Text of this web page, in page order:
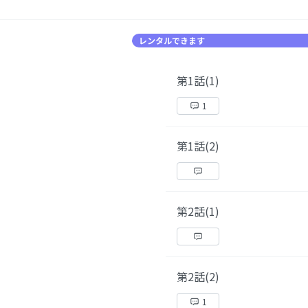
レンタルできます
第1話(1)
1
第1話(2)
第2話(1)
第2話(2)
1